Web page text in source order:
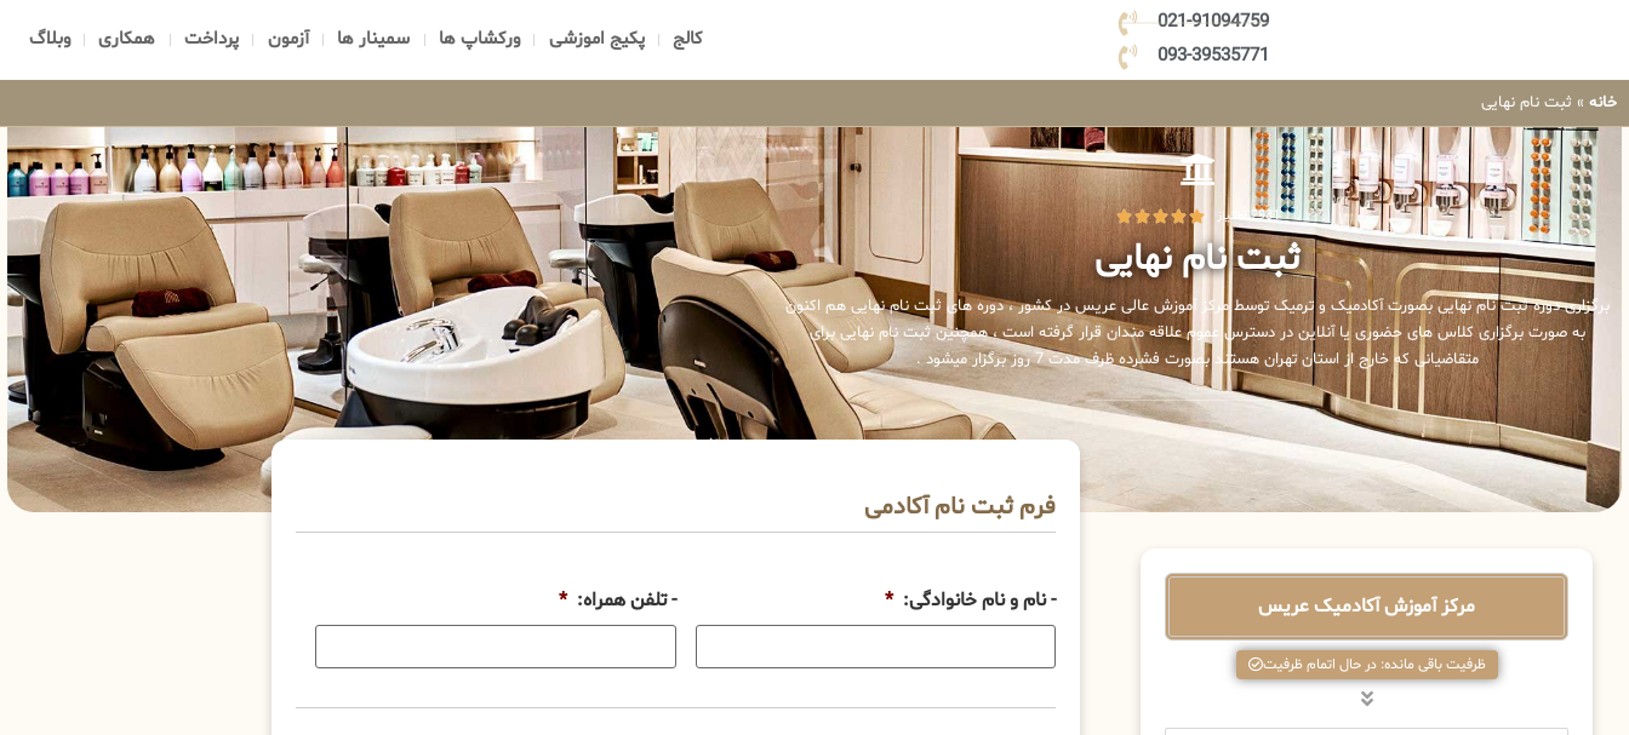
021-91094759
093-39535771
کالج پکیج اموزشی ورکشاپ ها سمینار ها آزمون پرداخت همکاری وبلاگ
خانه » ثبت نام نهایی
2931 امتیاز 




ثبت نام نهایی
برگزاری دوره ثبت نام نهایی بصورت آکادمیک و ترمیک توسط مرکز آموزش عالی عریس در کشور ، دوره های ثبت نام نهایی هم اکنون
به صورت برگزاری کلاس های حضوری یا آنلاین در دسترس عموم علاقه مندان قرار گرفته است ، همچنین ثبت نام نهایی برای
متقاضیانی که خارج از استان تهران هستند بصورت فشرده ظرف مدت 7 روز برگزار میشود .
مرکز آموزش آکادمیک عریس
ظرفیت باقی مانده: در حال اتمام ظرفیت
فرم ثبت نام آکادمی
- نام و نام خانوادگی: * - تلفن همراه: *